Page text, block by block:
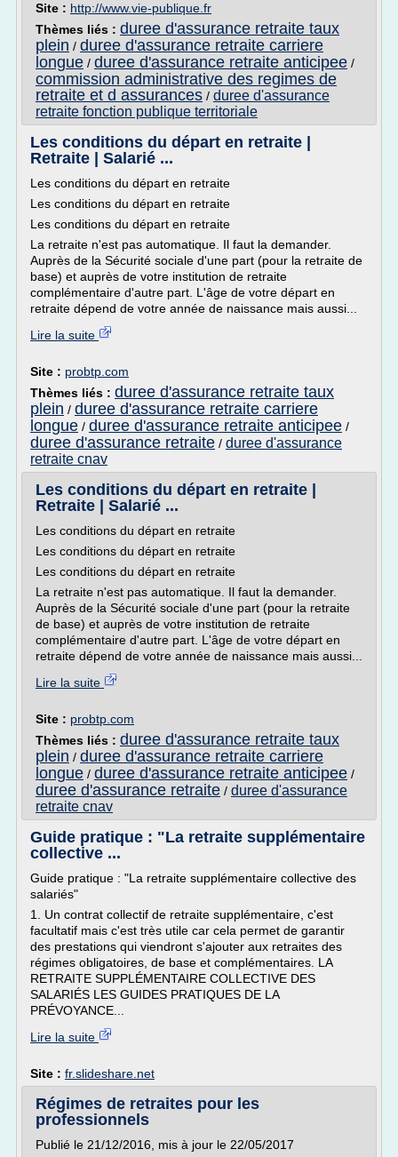
Site : http://www.vie-publique.fr
Thèmes liés : duree d'assurance retraite taux
plein / duree d'assurance retraite carriere
longue / duree d'assurance retraite anticipee /
commission administrative des regimes de
retraite et d assurances / duree d'assurance
retraite fonction publique territoriale
Les conditions du départ en retraite |
Retraite | Salarié ...
Les conditions du départ en retraite
Les conditions du départ en retraite
Les conditions du départ en retraite
La retraite n'est pas automatique. Il faut la demander.
Auprès de la Sécurité sociale d'une part (pour la retraite de
base) et auprès de votre institution de retraite
complémentaire d'autre part. L'âge de votre départ en
retraite dépend de votre année de naissance mais aussi...
Lire la suite
Site : probtp.com
Thèmes liés : duree d'assurance retraite taux
plein / duree d'assurance retraite carriere
longue / duree d'assurance retraite anticipee /
duree d'assurance retraite / duree d'assurance
retraite cnav
Les conditions du départ en retraite |
Retraite | Salarié ...
Les conditions du départ en retraite
Les conditions du départ en retraite
Les conditions du départ en retraite
La retraite n'est pas automatique. Il faut la demander.
Auprès de la Sécurité sociale d'une part (pour la retraite
de base) et auprès de votre institution de retraite
complémentaire d'autre part. L'âge de votre départ en
retraite dépend de votre année de naissance mais aussi...
Lire la suite
Site : probtp.com
Thèmes liés : duree d'assurance retraite taux
plein / duree d'assurance retraite carriere
longue / duree d'assurance retraite anticipee /
duree d'assurance retraite / duree d'assurance
retraite cnav
Guide pratique : "La retraite supplémentaire
collective ...
Guide pratique : "La retraite supplémentaire collective des
salariés"
1. Un contrat collectif de retraite supplémentaire, c'est
facultatif mais c'est très utile car cela permet de garantir
des prestations qui viendront s'ajouter aux retraites des
régimes obligatoires, de base et complémentaires. LA
RETRAITE SUPPLÉMENTAIRE COLLECTIVE DES
SALARIÉS LES GUIDES PRATIQUES DE LA
PRÉVOYANCE...
Lire la suite
Site : fr.slideshare.net
Régimes de retraites pour les
professionnels
Publié le 21/12/2016, mis à jour le 22/05/2017